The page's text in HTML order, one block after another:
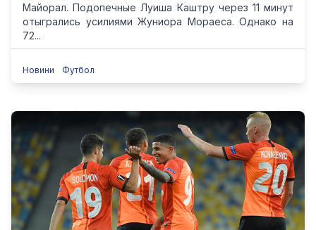
Майорал. Подопечные Луиша Каштру через 11 минут
отыгрались усилиями Жуниора Мораеса. Однако на
72...
Новини Футбол